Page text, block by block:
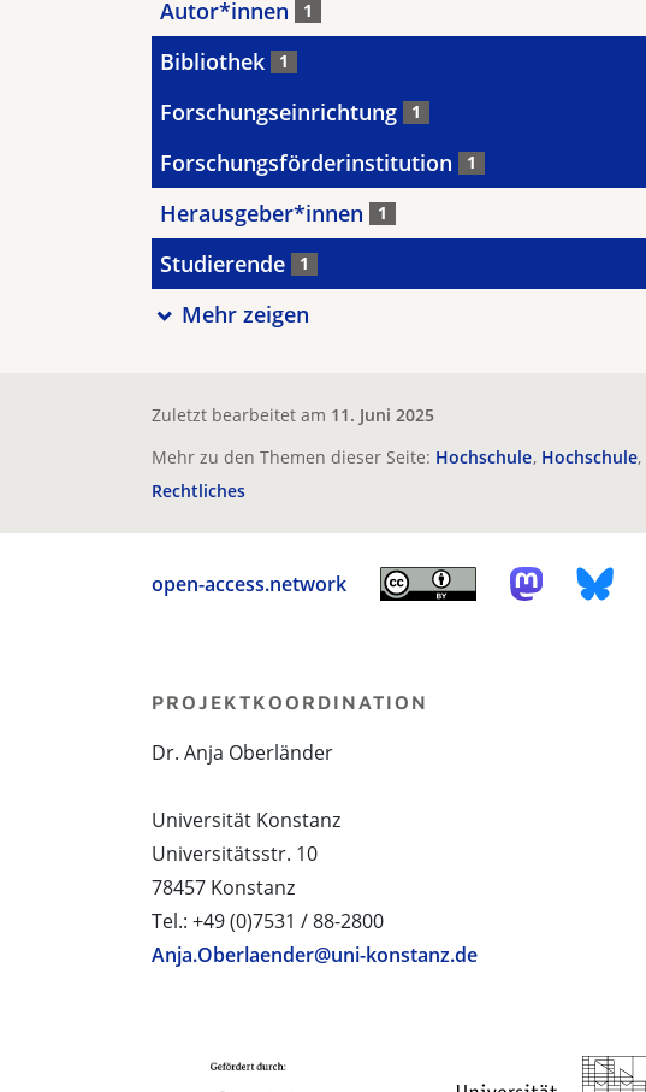
Autor*innen 1
Bibliothek 1
Forschungseinrichtung 1
Forschungsförderinstitution 1
Herausgeber*innen 1
Studierende 1
Mehr zeigen
Zuletzt bearbeitet am 11. Juni 2025
Mehr zu den Themen dieser Seite: Hochschule Hochschule
Rechtliches
open-access.network
PROJEKTKOORDINATION
Dr. Anja Oberländer
Universität Konstanz
Universitätsstr. 10
78457 Konstanz
Tel.: +49 (0)7531 / 88-2800
Anja.Oberlaender@uni-konstanz.de